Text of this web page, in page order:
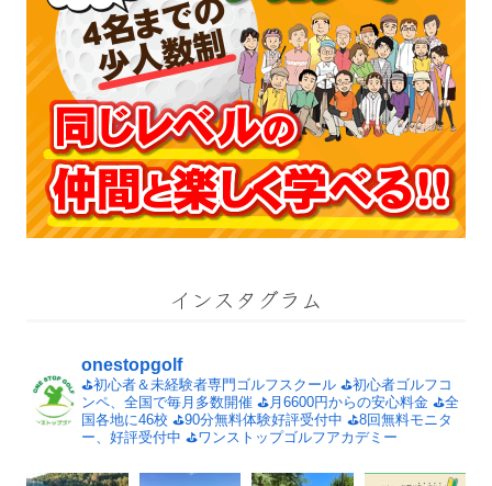
インスタグラム
onestopgolf
⛳️初心者＆未経験者専門ゴルフスクール ⛳️初心者ゴルフコ
ンペ、全国で毎月多数開催 ⛳️月6600円からの安心料金 ⛳️全
国各地に46校 ⛳️90分無料体験好評受付中 ⛳️8回無料モニタ
ー、好評受付中 ⛳️ワンストップゴルフアカデミー